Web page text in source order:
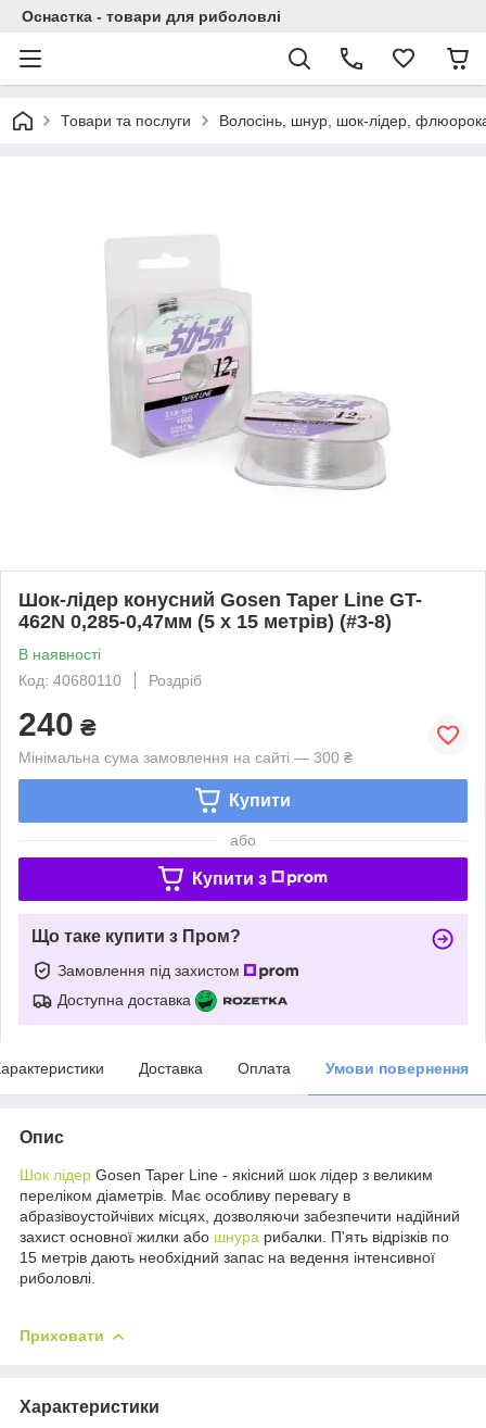
Оснастка - товари для риболовлі
Товари та послуги Волосінь, шнур, шок-лідер,
Шок-лідер конусний Gosen Taper Line GT-
462N 0,285-0,47мм (5 х 15 метрів) (#3-8)
В наявності
Код: 40680110
Роздріб
240 ₴
Мінімальна сума замовлення на сайті — 300 ₴
Купити
або
Купити з
Що таке купити з Пром?
Замовлення під захистом
Доступна доставка
Доставка Оплата Умови повернення
Опис
Шок лідер Gosen Taper Line - якісний шок лідер з великим
переліком діаметрів. Має особливу перевагу в
абразівоустойчівих місцях, дозволяючи забезпечити надійний
захист основної жилки або шнура рибалки. П'ять відрізків по
15 метрів дають необхідний запас на ведення інтенсивної
риболовлі.
Приховати
Характеристики